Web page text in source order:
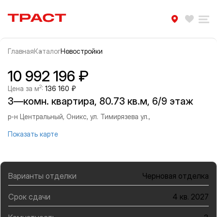
Траст | Служба недвижимости
ГлавнаяКаталогНовостройки
Информация об объекте
Галерея
10 992 196 ₽
Цена за м2: 136 160 ₽
3—комн. квартира, 80.73 кв.м, 6/9 этаж
р-н Центральный, Оникс, ул. Тимирязева ул.,
Показать карте
Варианты отделки Черновая отделка
Срок сдачи 4 кв. 2027